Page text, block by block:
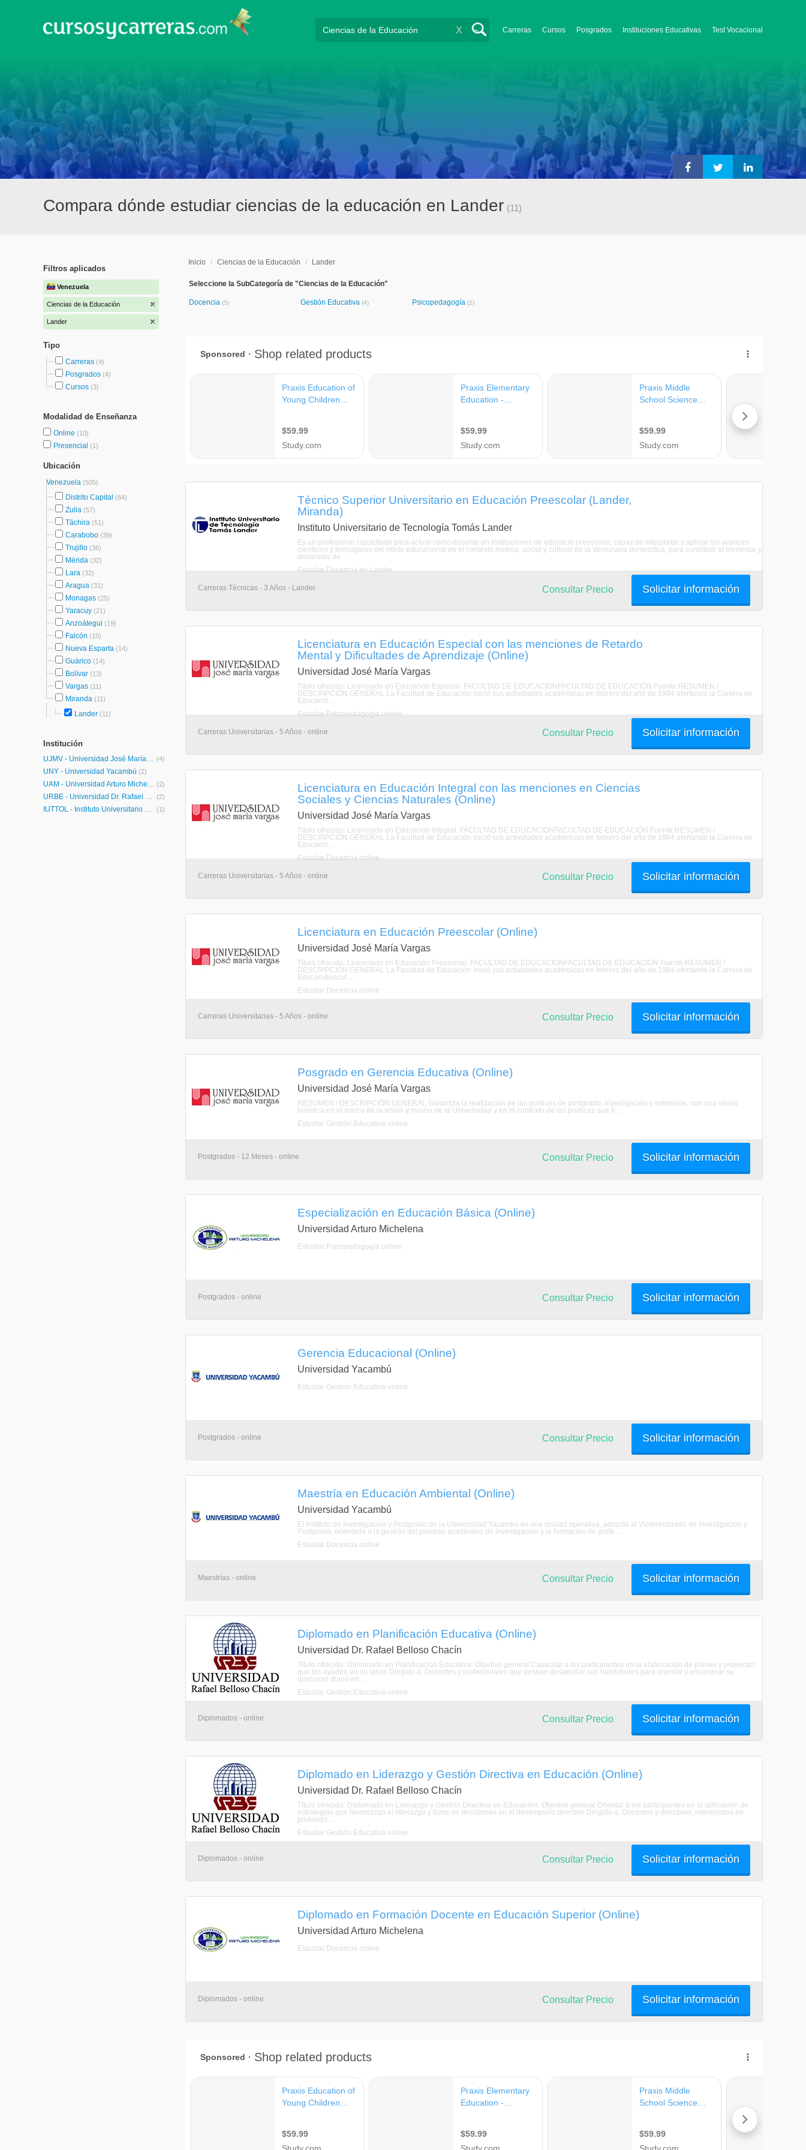
Carreras Cursos Posgrados Instituciones Educativas Test Vocacional
X
Compara dónde estudiar ciencias de la educación en Lander (11)
Filtros aplicados
Venezuela
Ciencias de la Educación
Lander
Tipo
Carreras (4)
Posgrados (4)
Cursos (3)
Modalidad de Enseñanza
Online (10)
Presencial (1)
Ubicación
Venezuela (505)
Distrito Capital (84)
Zulia (57)
Táchira (51)
Carabobo (39)
Trujillo (36)
Mérida (32)
Lara (32)
Aragua (31)
Monagas (25)
Yaracuy (21)
Anzoátegui (19)
Falcón (15)
Nueva Esparta (14)
Guárico (14)
Bolívar (13)
Vargas (11)
Miranda (11)
Lander (11)
Institución
UJMV - Universidad José María Vargas (4)
UNY - Universidad Yacambú (2)
UAM - Universidad Arturo Michelena (2)
URBE - Universidad Dr. Rafael Belloso Chacín (2)
IUTTOL - Instituto Universitario de Tecnología Tomás Lander (1)
Inicio / Ciencias de la Educación / Lander
Seleccione la SubCategoría de "Ciencias de la Educación"
Docencia (5) Gestión Educativa (4) Psicopedagogía (2)
Técnico Superior Universitario en Educación Preescolar (Lander,
Miranda)
Instituto Universitario de Tecnología Tomás Lander
Es un profesional capacitado para actuar como docente en instituciones de educacin preescolar, capaz de interpretar y aplicar los avances
cientficos y tecnolgicos del mbito educacional en el contexto histrico, social y cultural de la Venezuela democrtica, para contribuir al bienestar y
desarrollo de ...
Estudiar Docencia en Lander
Carreras Técnicas - 3 Años - Lander Solicitar información
Consultar Precio
Licenciatura en Educación Especial con las menciones de Retardo
Mental y Dificultades de Aprendizaje (Online)
Universidad José María Vargas
Título ofrecido: Licenciado en Educación Especial. FACULTAD DE EDUCACIONFACULTAD DE EDUCACIÓN Fuente:RESUMEN /
DESCRIPCIÓN GENERAL La Facultad de Educación inició sus actividades académicas en febrero del año de 1984 ofertando la Carrera de
Educació ...
Estudiar Psicopedagogía online
Carreras Universitarias - 5 Años - online Solicitar información
Consultar Precio
Licenciatura en Educación Integral con las menciones en Ciencias
Sociales y Ciencias Naturales (Online)
Universidad José María Vargas
Título ofrecido: Licenciado en Educación Integral. FACULTAD DE EDUCACIONFACULTAD DE EDUCACIÓN Fuente:RESUMEN /
DESCRIPCIÓN GENERAL La Facultad de Educación inició sus actividades académicas en febrero del año de 1984 ofertando la Carrera de
Educació ...
Estudiar Docencia online
Carreras Universitarias - 5 Años - online Solicitar información
Consultar Precio
Licenciatura en Educación Preescolar (Online)
Universidad José María Vargas
Título ofrecido: Licenciado en Educación Preescolar. FACULTAD DE EDUCACIONFACULTAD DE EDUCACIÓN Fuente:RESUMEN /
DESCRIPCIÓN GENERAL La Facultad de Educación inició sus actividades académicas en febrero del año de 1984 ofertando la Carrera de
Educaci&oacut ...
Estudiar Docencia online
Carreras Universitarias - 5 Años - online Solicitar información
Consultar Precio
Posgrado en Gerencia Educativa (Online)
Universidad José María Vargas
RESUMEN / DESCRIPCIÓN GENERAL Garantiza la realización de las políticas de postgrado, investigación y extensión, con una visión
holística en el marco de la visión y misión de la Universidad y en el contexto de las políticas que fi ...
Estudiar Gestión Educativa online
Postgrados - 12 Meses - online Solicitar información
Consultar Precio
Especialización en Educación Básica (Online)
Universidad Arturo Michelena
Estudiar Psicopedagogía online
Postgrados - online Solicitar información
Consultar Precio
Gerencia Educacional (Online)
Universidad Yacambú
Estudiar Gestión Educativa online
Postgrados - online Solicitar información
Consultar Precio
Maestría en Educación Ambiental (Online)
Universidad Yacambú
El Instituto de Investigación y Postgrado de la Universidad Yacambú es una unidad operativa, adscrita al Vicerrectorado de Investigación y
Postgrado, orientada a la gestión del proceso académico de investigación y la formación de profe ...
Estudiar Docencia online
Maestrías - online Solicitar información
Consultar Precio
Diplomado en Planificación Educativa (Online)
Universidad Dr. Rafael Belloso Chacín
Título ofrecido: Diplomado en Planificación Educativa. Objetivo general Capacitar a los participantes en la elaboración de planes y proyectos
que los ayuden en su labor. Dirigido a: Docentes y profesionales que desean desarrollar sus habilidades para orientar y encaminar su
quehacer diario en ...
Estudiar Gestión Educativa online
Diplomados - online Solicitar información
Consultar Precio
Diplomado en Liderazgo y Gestión Directiva en Educación (Online)
Universidad Dr. Rafael Belloso Chacín
Título ofrecido: Diplomado en Liderazgo y Gestión Directiva en Educación. Objetivo general Orientar a los participantes en la aplicación de
estrategias que favorezcan el liderazgo y toma de decisiones en el desempeño directivo Dirigido a: Docentes y directivos, interesados en
profundiz ...
Estudiar Gestión Educativa online
Diplomados - online Solicitar información
Consultar Precio
Diplomado en Formación Docente en Educación Superior (Online)
Universidad Arturo Michelena
Estudiar Docencia online
Diplomados - online Solicitar información
Consultar Precio